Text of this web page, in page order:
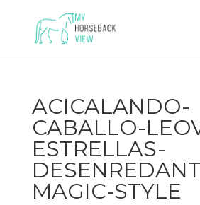
ACICALANDO-
CABALLO-
ESTRELLAS-
MAGIC-STYLE